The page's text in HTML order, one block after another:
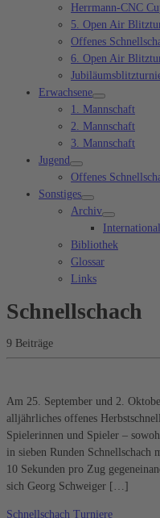
Herrmann-CNC
5. Open Air
Offenes
6. Open Air
Erwachsene
1. Mannschaft
2. Mannschaft
3. Mannschaft
Jugend
Offenes
Sonstiges
Archiv
Bibliothek
Glossar
Links
Schnellschach
9 Beiträge
Am 25. September und 2.
alljährliches offenes
Spielerinnen und Spieler –
in sieben Runden
10 Sekunden pro Zug
sich Georg Schweiger […]
Schnellschach Turniere